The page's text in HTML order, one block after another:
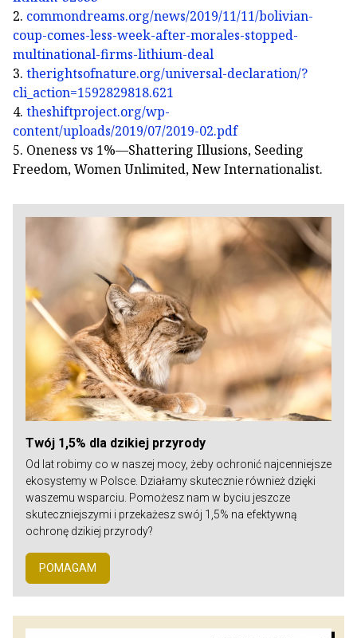
2. commondreams.org/news/2019/11/11/bolivian-
coup-comes-less-week-after-morales-stopped-
multinational-firms-lithium-deal
3. therightsofnature.org/universal-declaration/?
cli_action=1592829818.621
4. theshiftproject.org/wp-
content/uploads/2019/07/2019-02.pdf
5. Oneness vs 1%—Shattering Illusions, Seeding
Freedom, Women Unlimited, New Internationalist.
Twój 1,5% dla dzikiej przyrody
Od lat robimy co w naszej mocy, żeby ochronić najcenniejsze
ekosystemy w Polsce. Działamy skutecznie również dzięki
waszemu wsparciu. Pomożesz nam w byciu jeszcze
skuteczniejszymi i przekażesz swój 1,5% na efektywną
ochronę dzikiej przyrody?
POMAGAM